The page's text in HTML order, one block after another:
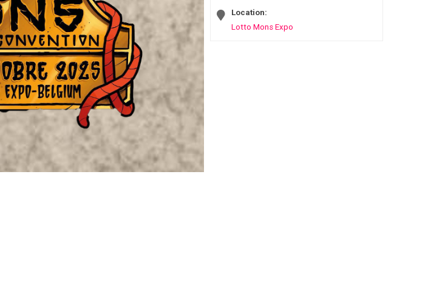
Location:
Lotto Mons Expo